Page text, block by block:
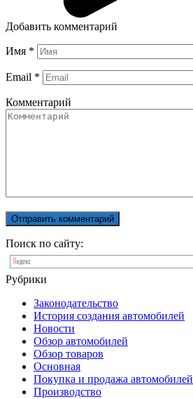
Добавить комментарий
Имя *
Email *
Комментарий
Поиск по сайту:
Рубрики
Законодательство
История создания автомобилей
Новости
Обзор автомобилей
Обзор товаров
Основная
Покупка и продажа автомобилей
Производство